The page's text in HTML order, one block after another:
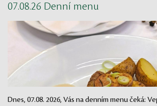
07.08.26 Denní menu
Dnes, 07.08. 2026, Vás na denním menu čeká: